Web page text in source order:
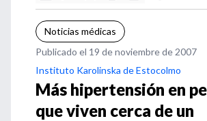
Noticias médicas
Publicado el 19 de noviembre de 2007
Instituto Karolinska de Estocolmo
Más hipertensión en
que viven cerca de un